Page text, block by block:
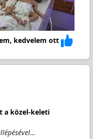
kedvelem ott
a közel-keleti